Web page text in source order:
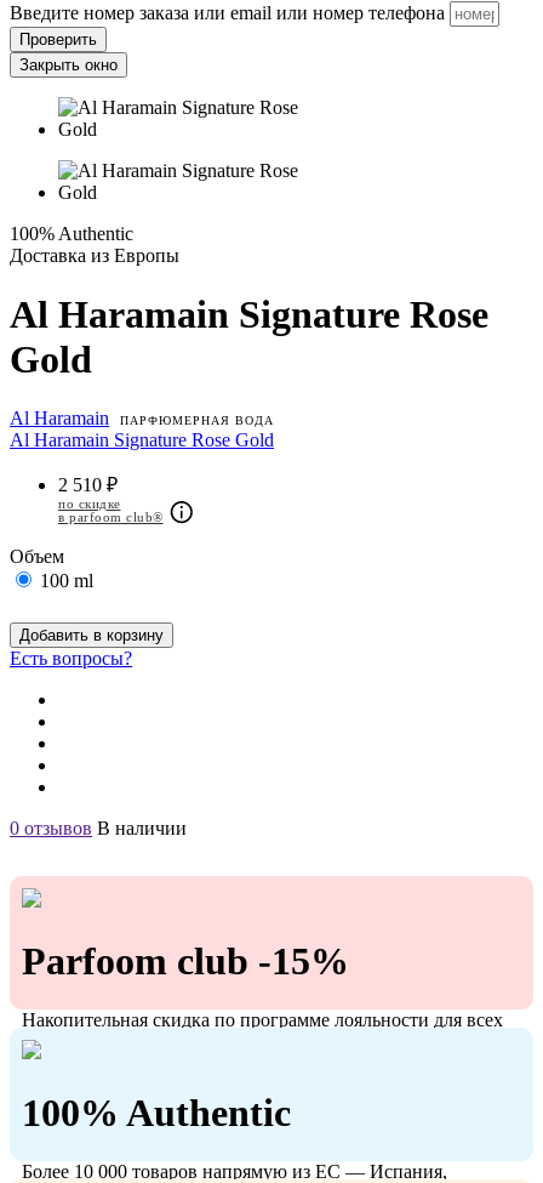
Введите номер заказа или email или номер телефона
Проверить
Закрыть окно
100% Authentic
Доставка из Европы
Al Haramain Signature Rose
Gold
Al Haramain ПАРФЮМЕРНАЯ ВОДА
Al Haramain Signature Rose Gold
2 510 ₽
по скидке
в parfoom club®
Объем
100 ml
Добавить в корзину
Есть вопросы?
0 отзывов В наличии
Parfoom club -15%
Накопительная скидка по программе лояльности для всех
кто с нами!
100% Authentic
Более 10 000 товаров напрямую из ЕС — Испания,